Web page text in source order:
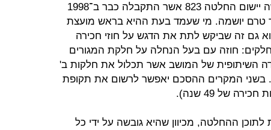
החוזה שצפוי להיחתם הוא למעשה יישום החלטה 823 אשר התקבלה כבר ב־1998
טרם יושמה. מי שעמד בעת ההיא בראש מועצת
גם זה שביקש לתת את הדגש על חוזי חכירה
חלקים: חוזה עם בעל הנחלה על חלקת המגורים
השיתופית של המושב אשר תכלול את חלקות ב'
בשני המקרים ההסכם יאפשר לרשום את תקופת
לתוכן ההחלטה, מכיוון שהיא גובשה על ידי כל